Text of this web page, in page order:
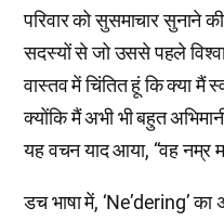
परिवार को सुसमाचार सुनाने
सदस्यों से जो उससे पहले
वास्तव में चिंतित हूं कि क्या मैं
क्योंकि मैं अभी भी बहुत
यह वचन याद आया, “वह नम्र
डच भाषा में, ‘Ne’dering’ का